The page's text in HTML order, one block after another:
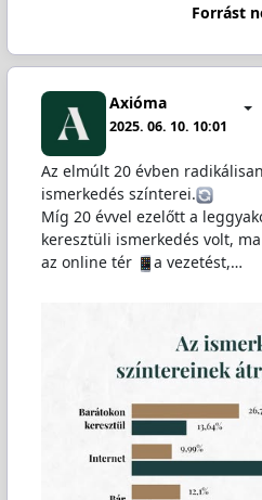
Forrást
Axióma
2025. 06. 10. 10:01
Az elmúlt 20 évben
ismerkedés színterei.
Míg 20 évvel ezelőtt a
keresztüli ismerkedés volt,
az online tér
a vezetést,…